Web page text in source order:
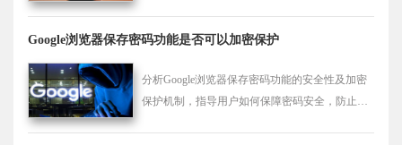
Google浏览器保存密码功能是否可以加密保护
分析Google浏览器保存密码功能的安全性及加密
保护机制，指导用户如何保障密码安全，防止信